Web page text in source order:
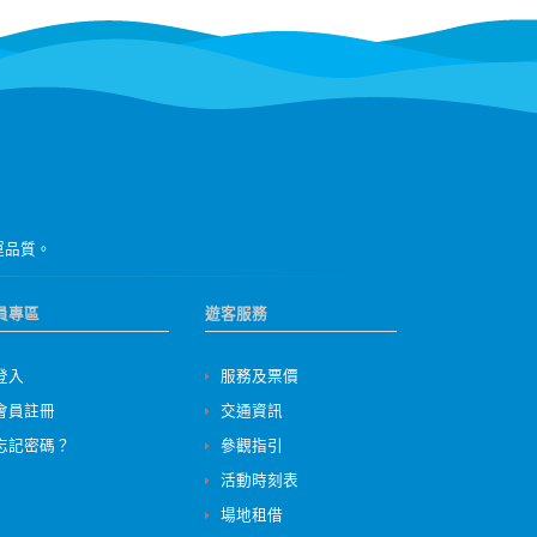
質。
專區
入
員註冊
記密碼？
遊客服務
服務及票價
交通資訊
參觀指引
活動時刻表
場地租借